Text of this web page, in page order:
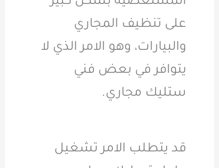
على تنظيف المجاري
والبيارات، وهو الامر الذي لا
يتوافر في بعض فني
ستليك مجاري.
قد يتطلب الامر تشغيل